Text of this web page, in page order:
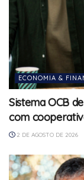
ECONOMIA &
Sistema OCB
com
2 DE AGOSTO DE 2026